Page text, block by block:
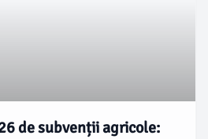
de subvenții agricole: